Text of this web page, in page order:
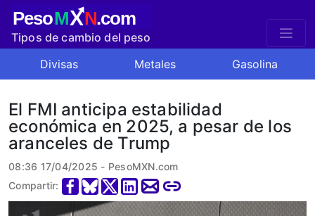
PesoMXN.com
Tipos de cambio del peso
Divisas Metales Gasolina
El FMI anticipa estabilidad
económica en 2025, a pesar de los
aranceles de Trump
08:36 17/04/2025 - PesoMXN.com
Compartir: